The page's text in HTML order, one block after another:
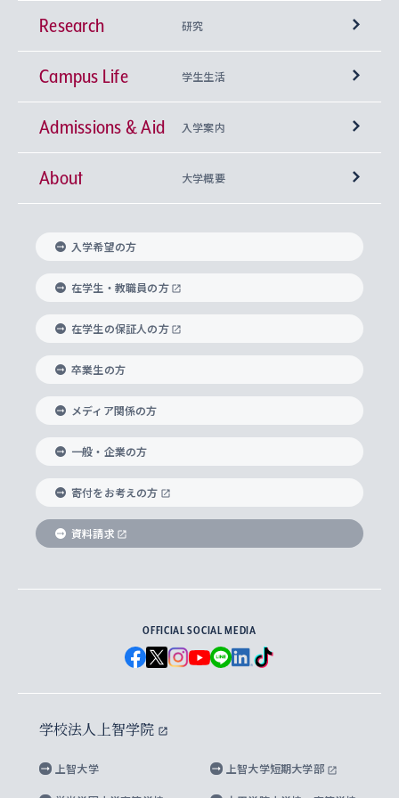
学部
神学部
文学部
総合人間科学部
経済学部
外国語学部
総合グローバル学部
国際教養学部
理工学部
Futures） – 持続可能な未来を考える６学科連携
興味から学科を探す
上智大学の全学共通教育
基盤教育センター
キリスト教人間学
身体知
思考と表現
データサイエンス
上智大学の語学教育
言語教育研究センター
上智大学のグローバル教育
グローバル教育センター
上智大学で学ぶ
海外で学ぶ
学びのサポート
大学院
神学研究科
実践宗教学研究科
総合人間科学研究科
経済学研究科
グローバル・スタディーズ研究科
助産学専攻科
生涯学習
Research 研究
研究所 等
キリスト教文化研究所
中世思想研究所
国際言語情報研究所
グローバル・コンサーン研究所
比較文化研究所
ヨーロッパ研究所
アジア文化研究所
アメリカ・カナダ研究所
メディア・ジャーナリズム研究所
水稀少社会研究センター
先進機械・構造材料イノベーションセンター
Sophia Open Research Weeks (SORW)
産官学連携
知的財産
研究支援制度
重点領域研究・自由課題研究
研究活動に関する法令・研究費の使用について
Campus Life 学生生活
学期区分と授業時間割
課外活動
課外教育プログラム
ボランティア活動
グローバルな学びのコミュニティ
学生の相談窓口
心身の健康相談
ハラスメント防止の取り組み
障がいのある学生への支援
キャリア形成サポート
キャリア形成支援プログラム
就職（内定先）・進路統計
企業の採用ご担当者様へのご案内
住まいのサポート
Admissions & Aid 入学案内
上智大学で取得できる学位
入れの方針）
科目等履修生
研究生・外国人特別研究生・国費留学生
交換留学生(海外大学から上智大学で学ぶ)
ノンディグリー生
Sophia Short-term Program受講生
学費・奨学金
学部入学前に出願する奨学金
国による高等教育の修学支援新制度
大学院生対象の奨学金
海外留学する際の費用と奨学金
About 大学概要
理事長・学長メッセージ
学長・副学長紹介
上智大学の精神
上智大学の理念
上智大学の沿革
ソフィア・アーカイブズ
上智大学とカトリック
グローバルエンゲージメント
上智大学を訪れた世界の知性
国連Weeks・アフリカWeeks
ダイバーシティ＆サステナビリティへの取り組み
上智大学公式ソーシャルメディア
学校法人上智学院について
数字で見る上智大学
上智大学のネットワーク
父母・保証人とのネットワーク
学外とのネットワーク
上智大学の出版物
上智大学大学案内・大学院案内
英文広報誌 SOPHIA magazine
上智大学のビジュアル・アイデンティティ
上智大学ビジュアル・アイデンティティ
上智大学校歌 ・上智大学学生歌
上智大学への取材・キャンパスでの撮影について
上智大学の公開情報
上智大学の教育研究活動等の情報公表
キャンパス案内
入学希望の方
在学生・教職員の方
在学生の保証人の方
卒業生の方
メディア関係の方
一般・企業の方
寄付をお考えの方
資料請求
OFFICIAL SOCIAL MEDIA
学校法人上智学院
上智大学 上智大学短期大学部